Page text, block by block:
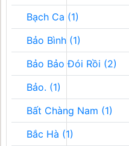
Bạch Ca (1)
Bảo Bình (1)
Bảo Bảo Đói Rồi (2)
Bảo. (1)
Bất Chàng Nam (1)
Bắc Hà (1)